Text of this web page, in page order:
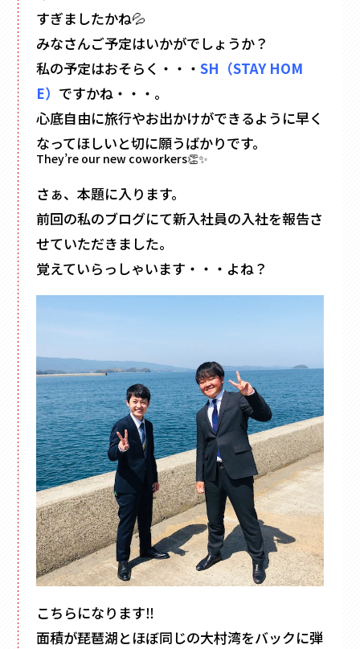
陶器
メガネ
玩具
電子機器
キーボックス
その他
開くタイプ
身箱のみ
ステッチ留め
スリーブ
のせふた式
フォトフレーム
Vカット
スライド式
フラップ式
変形箱
ハート形
多角形
かご型
ドーム型
ピロー型
丸箱
楕円箱
その他
ペーパーバック
ポーチ
トムソンケース
すぎましたかね💦
みなさんご予定はいかがでしょうか？
私の予定はおそらく・・・ SH（STAY HOM
E） ですかね・・・。
心底自由に旅行やお出かけができるように早く
なってほしいと切に願うばかりです。
They’re our new coworkers👏✨
さぁ、本題に入ります。
前回の私のブログにて新入社員の入社を報告さ
せていただきました。
覚えていらっしゃいます・・・よね？
こちらになります‼
面積が琵琶湖とほぼ同じの大村湾をバックに弾